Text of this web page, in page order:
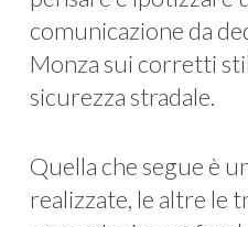
comunicazione da
Monza sui corretti
sicurezza stradale.
Quella che segue è
realizzate, le altre le